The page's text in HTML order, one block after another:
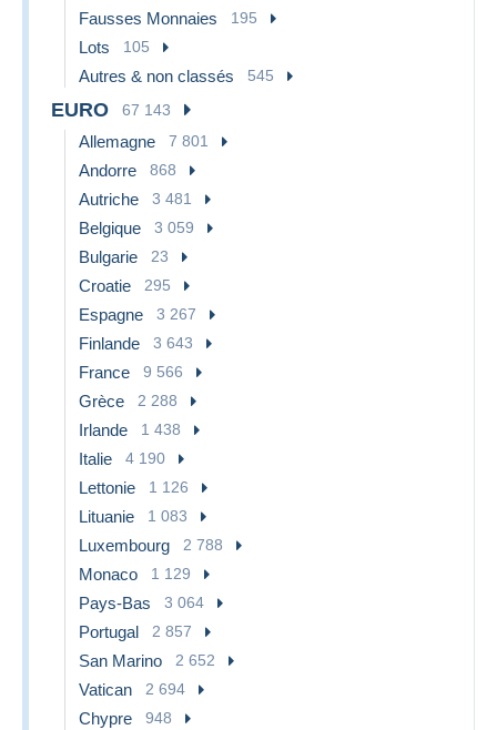
Fausses Monnaies 195
Lots 105
Autres & non classés 545
EURO 67 143
Allemagne 7 801
Andorre 868
Autriche 3 481
Belgique 3 059
Bulgarie 23
Croatie 295
Espagne 3 267
Finlande 3 643
France 9 566
Grèce 2 288
Irlande 1 438
Italie 4 190
Lettonie 1 126
Lituanie 1 083
Luxembourg 2 788
Monaco 1 129
Pays-Bas 3 064
Portugal 2 857
San Marino 2 652
Vatican 2 694
Chypre 948